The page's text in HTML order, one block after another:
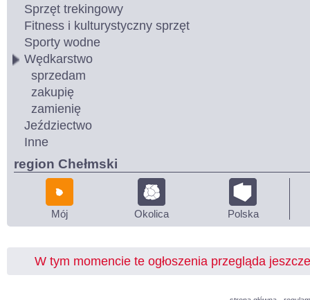
Sprzęt trekingowy
Fitness i kulturystyczny sprzęt
Sporty wodne
Wędkarstwo
sprzedam
zakupię
zamienię
Jeździectwo
Inne
region Chełmski
Mój Okolica Polska
W tym momencie te ogłoszenia przegląda